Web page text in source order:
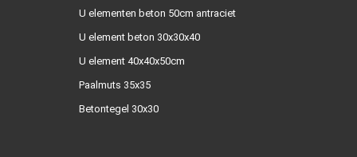
U elementen beton 50cm antraciet
U element beton 30x30x40
U element 40x40x50cm
Paalmuts 35x35
Betontegel 30x30